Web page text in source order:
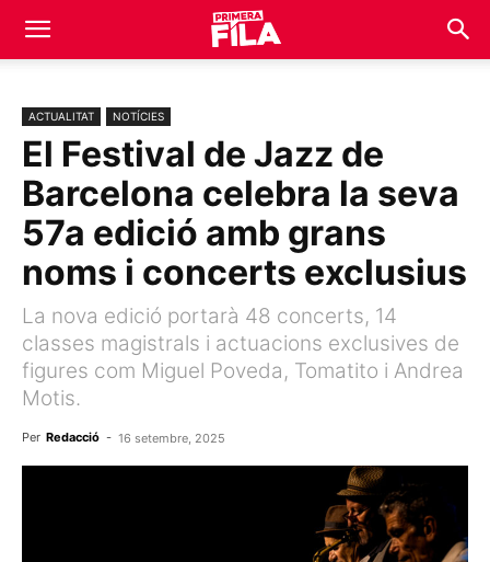
ACTUALITAT NOTÍCIES
El Festival de Jazz de
Barcelona celebra la seva
57a edició amb grans
noms i concerts exclusius
La nova edició portarà 48 concerts, 14
classes magistrals i actuacions exclusives de
figures com Miguel Poveda, Tomatito i Andrea
Motis.
Per Redacció - 16 setembre, 2025